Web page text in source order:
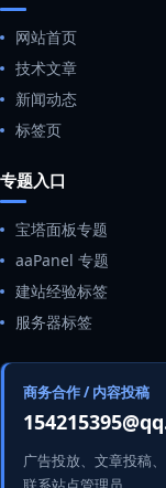
网站首页
技术文章
新闻动态
标签页
专题入口
宝塔面板专题
aaPanel 专题
建站经验标签
服务器标签
商务合作 / 内容投稿
广告投放、文章投稿